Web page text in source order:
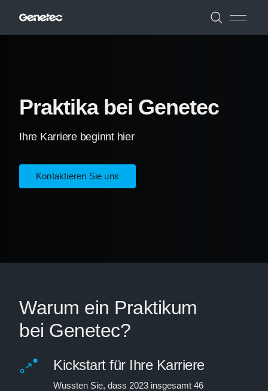
Praktika bei Genetec
Ihre Karriere beginnt hier
Kontaktieren Sie uns
Warum ein Praktikum
bei Genetec?
Kickstart für Ihre Karriere
Wussten Sie, dass 2023 insgesamt 46